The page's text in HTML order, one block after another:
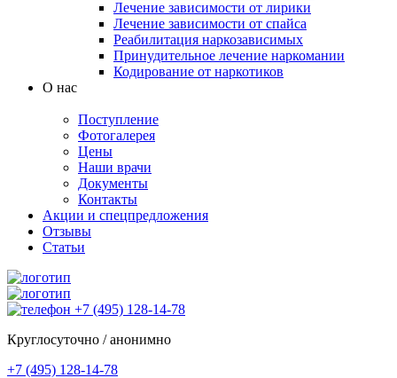
Лечение зависимости от лирики
Лечение зависимости от спайса
Реабилитация наркозависимых
Принудительное лечение наркомании
Кодирование от наркотиков
О нас
Поступление
Фотогалерея
Цены
Наши врачи
Документы
Контакты
Акции и спецпредложения
Отзывы
Статьи
+7 (495) 128-14-78
Круглосуточно / анонимно
+7 (495) 128-14-78